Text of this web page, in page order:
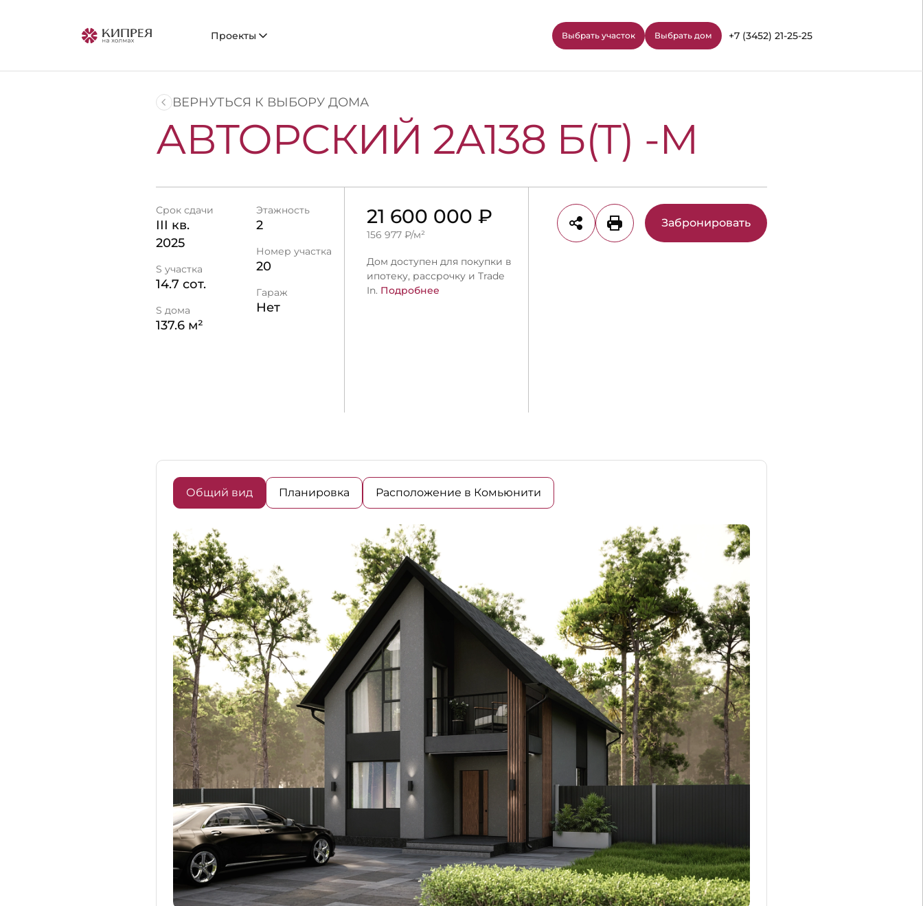
Проекты Выбрать участок Выбрать дом +7 (3452) 21-25-25
ВЕРНУТЬСЯ К ВЫБОРУ ДОМА
АВТОРСКИЙ 2А138 Б(Т) -М
Срок сдачи
III кв.
2025
S участка
14.7 сот.
S дома
137.6 м²
Этажность
2
Номер участка
20
Гараж
Нет
21 600 000 ₽
156 977 ₽/м²
Дом доступен для покупки в
ипотеку, рассрочку и Trade
In. Подробнее
Забронировать
Общий вид Планировка Расположение в Комьюнити